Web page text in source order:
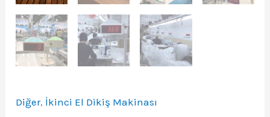
Diğer, İkinci El Dikiş Makinası